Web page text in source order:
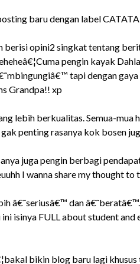
baru dengan label
berisi opini2 singkat tentang
pengin kayak
tapi dengan gaya
Grandpa!! xp
lebih berkualitas. Semua-mua
penting rasanya kok bosen
juga pengin berbagi
I wanna share my thought
â€˜seriusâ€™ dan
ini isinya FULL about student and
bikin blog baru lagi khusus